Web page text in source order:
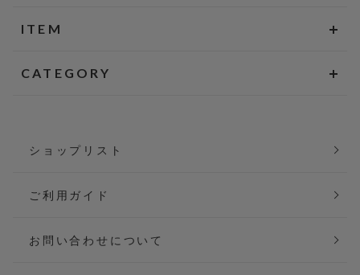
ITEM
CATEGORY
ショップリスト
ご利用ガイド
お問い合わせについて